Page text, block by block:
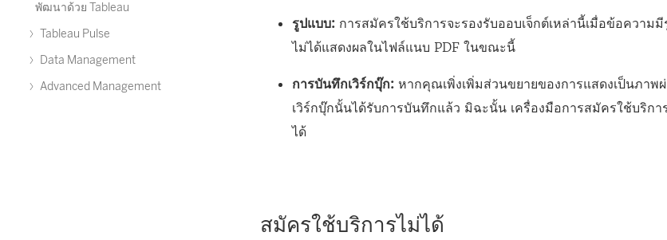
พัฒนาด้วย Tableau
Tableau Pulse
Data Management
Advanced Management
รูปแบบ: การสมัครใช้บริการจะรองรับออบเจ็กต์เหล่านี้เมื่อข้อความ
ไม่ได้แสดงผลในไฟล์แนบ PDF ในขณะนี้
การบันทึกเวิร์กบุ๊ก: หากคุณเพิ่งเพิ่มส่วนขยายของการแสดงเป็นภาพ
เวิร์กบุ๊กนั้นได้รับการบันทึกแล้ว มิฉะนั้น เครื่องมือการสมัครใช้บริกา
ได้
สมัครใช้บริการไม่ได้